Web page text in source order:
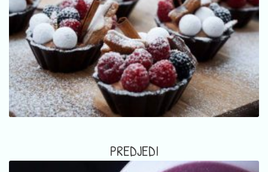
PREDJEDI